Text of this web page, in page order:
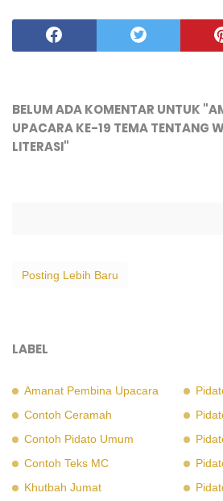
BELUM ADA KOMENTAR UNTUK
UPACARA KE-19 TEMA TENTANG
LITERASI"
Posting Lebih Baru
LABEL
Amanat Pembina Upacara
Contoh Ceramah
Contoh Pidato Umum
Contoh Teks MC
Khutbah Jumat